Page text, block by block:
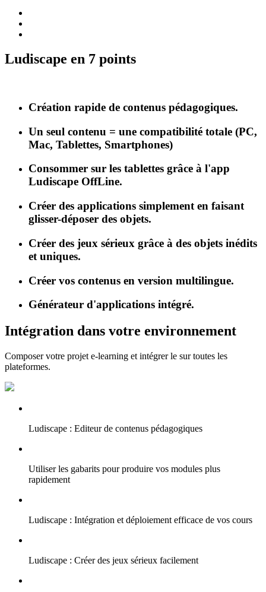
Ludiscape en 7 points
Création rapide de contenus pédagogiques.
Un seul contenu = une compatibilité totale (PC,
Mac, Tablettes, Smartphones)
Consommer sur les tablettes grâce à l'app
Ludiscape OffLine.
Créer des applications simplement en faisant
glisser-déposer des objets.
Créer des jeux sérieux grâce à des objets inédits
et uniques.
Créer vos contenus en version multilingue.
Générateur d'applications intégré.
Intégration dans votre environnement
Composer votre projet e-learning et intégrer le sur toutes les
plateformes.
Ludiscape : Editeur de contenus pédagogiques
Utiliser les gabarits pour produire vos modules plus
rapidement
Ludiscape : Intégration et déploiement efficace de vos cours
Ludiscape : Créer des jeux sérieux facilement